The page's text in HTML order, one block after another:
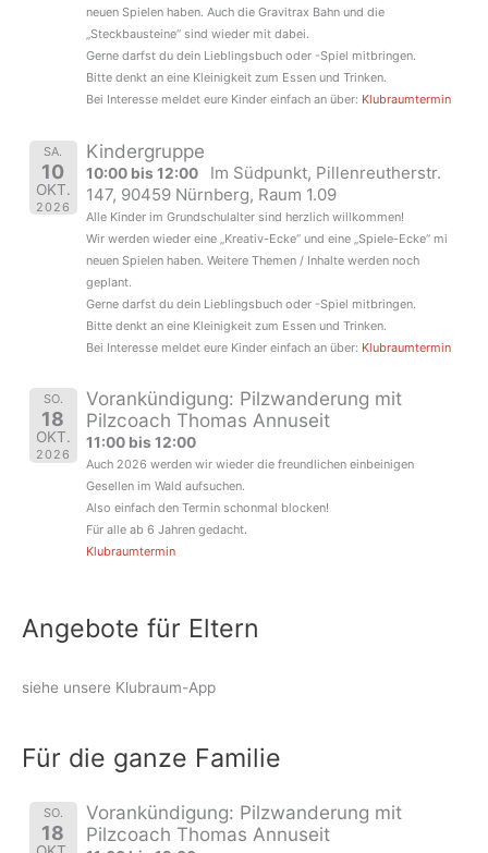
neuen Spielen haben. Auch die Gravitrax Bahn und die
„Steckbausteine“ sind wieder mit dabei.
Gerne darfst du dein Lieblingsbuch oder -Spiel mitbringen.
Bitte denkt an eine Kleinigkeit zum Essen und Trinken.
Bei Interesse meldet eure Kinder einfach an über: Klubraumtermin
SA.
10
OKT.
2026
Kindergruppe
10:00 bis 12:00
Im Südpunkt, Pillenreutherstr.
147, 90459 Nürnberg, Raum 1.09
Alle Kinder im Grundschulalter sind herzlich willkommen!
Wir werden wieder eine „Kreativ-Ecke“ und eine „Spiele-Ecke“ mi
neuen Spielen haben. Weitere Themen / Inhalte werden noch
geplant.
Gerne darfst du dein Lieblingsbuch oder -Spiel mitbringen.
Bitte denkt an eine Kleinigkeit zum Essen und Trinken.
Bei Interesse meldet eure Kinder einfach an über: Klubraumtermin
SO.
18
OKT.
2026
Vorankündigung: Pilzwanderung mit
Pilzcoach Thomas Annuseit
11:00 bis 12:00
Auch 2026 werden wir wieder die freundlichen einbeinigen
Gesellen im Wald aufsuchen.
Also einfach den Termin schonmal blocken!
Für alle ab 6 Jahren gedacht.
Klubraumtermin
Angebote für Eltern
siehe unsere Klubraum-App
Für die ganze Familie
SO.
18
Vorankündigung: Pilzwanderung mit
Pilzcoach Thomas Annuseit